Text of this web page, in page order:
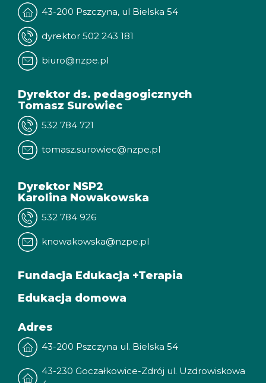
43-200 Pszczyna, ul Bielska 54
dyrektor 502 243 181
biuro@nzpe.pl
Dyrektor ds. pedagogicznych
Tomasz Surowiec
532 784 721
tomasz.surowiec@nzpe.pl
Dyrektor NSP2
Karolina Nowakowska
532 784 926
knowakowska@nzpe.pl
Fundacja Edukacja +Terapia
Edukacja domowa
Adres
43-200 Pszczyna ul. Bielska 54
43-230 Goczałkowice-Zdrój ul. Uzdrowiskowa